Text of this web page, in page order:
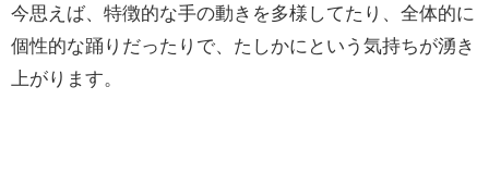
今思えば、特徴的な手の動きを多様してたり、全体的に
個性的な踊りだったりで、たしかにという気持ちが湧き
上がります。